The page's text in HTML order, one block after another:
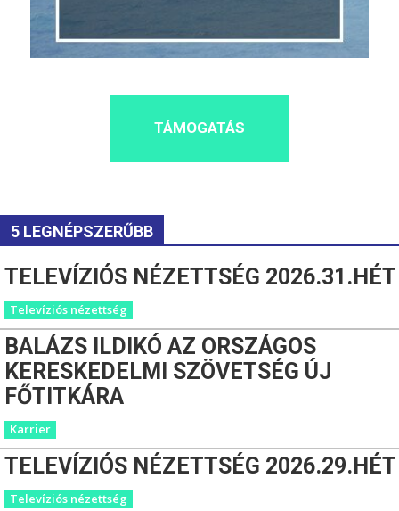
TÁMOGATÁS
5 LEGNÉPSZERŰBB
TELEVÍZIÓS NÉZETTSÉG 2026.31.HÉT
Televíziós nézettség
BALÁZS ILDIKÓ AZ ORSZÁGOS
KERESKEDELMI SZÖVETSÉG ÚJ
FŐTITKÁRA
Karrier
TELEVÍZIÓS NÉZETTSÉG 2026.29.HÉT
Televíziós nézettség